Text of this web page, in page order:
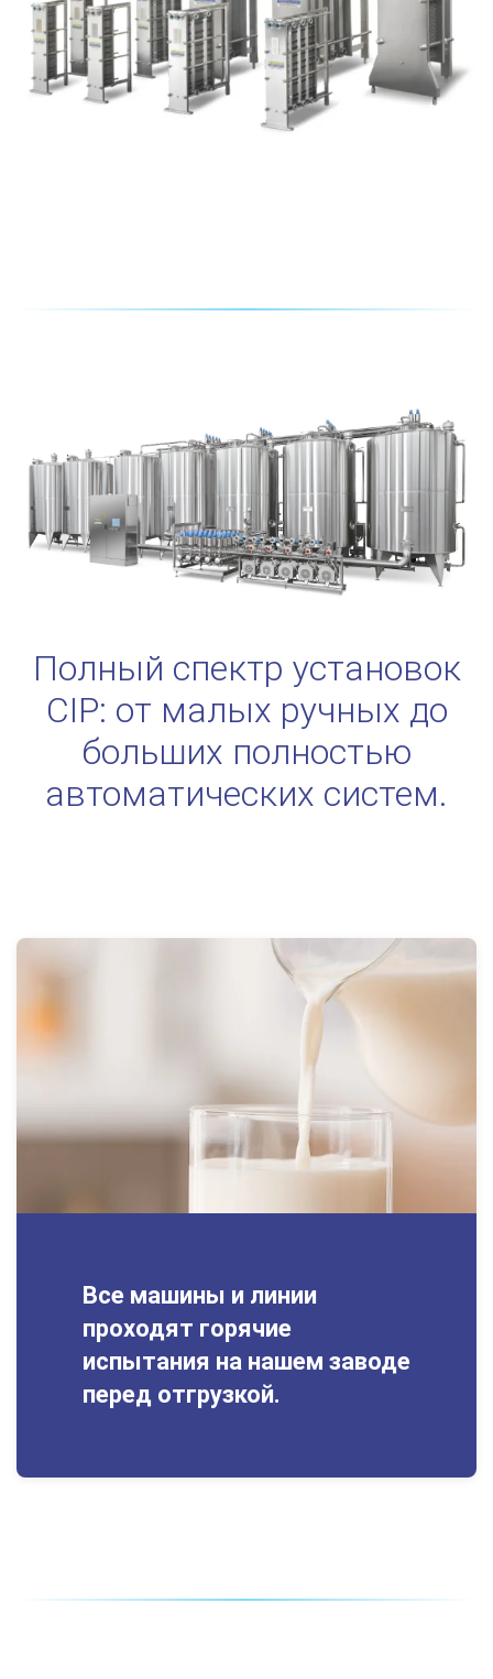
Полный спектр установок
CIP: от малых ручных до
больших полностью
автоматических систем.
Все машины и линии
проходят горячие
испытания на нашем заводе
перед отгрузкой.